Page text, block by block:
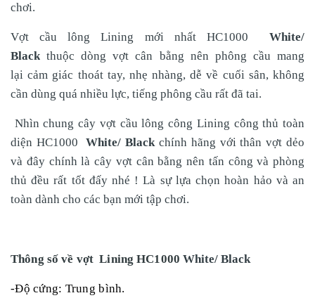
chơi.
Vợt cầu lông Lining mới nhất HC1000
White/
Black thuộc dòng vợt cân bằng nên phông cầu mang
lại cảm giác thoát tay, nhẹ nhàng, dễ về cuối sân, không
cần dùng quá nhiều lực, tiếng phông cầu rất đã tai.
Nhìn chung cây vợt cầu lông công Lining công thủ toàn
diện HC1000
White/ Black chính hãng với thân vợt dẻo
và đây chính là cây vợt cân bằng nên tấn công và phòng
thủ đều rất tốt đấy nhé ! Là sự lựa chọn hoàn hảo và an
toàn dành cho các bạn mới tập chơi.
Thông số về vợt Lining HC1000White/ Black
-Độ cứng: Trung bình.